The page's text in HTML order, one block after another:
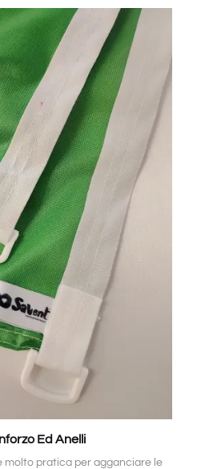
Ed Anelli
molto pratica per agganciare le